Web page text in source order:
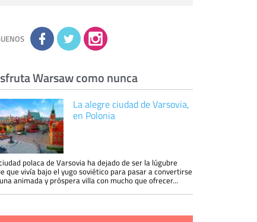
Derechos:tiene derecho a saber qué
información tenemos sobre usted, corregirla y
eliminarla, tal y como se explica en la
información adicional disponible en nuestra
la información adicional y detallada sobre cómo
tratamos sus datos en lapolítica de privacidad
Warsaw como nunca
La alegre ciudad de Varsovia,
en Polonia
polaca de Varsovia ha dejado de ser la lúgubre
que vivía bajo el yugo soviético para pasar a convertirse
animada y próspera villa con mucho que ofrecer...